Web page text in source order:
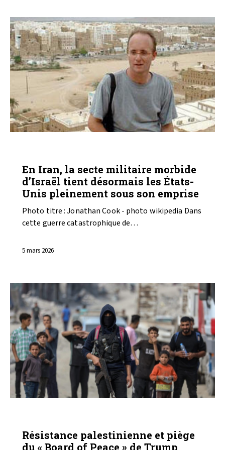
En Iran, la secte militaire morbide
d’Israël tient désormais les États-
Unis pleinement sous son emprise
Photo titre : Jonathan Cook - photo wikipedia Dans
cette guerre catastrophique de…
5 mars 2026
Résistance palestinienne et piège
du « Board of Peace » de Trump